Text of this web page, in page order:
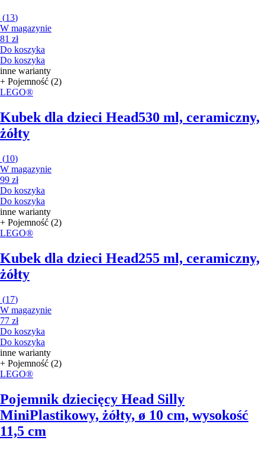
(13)
W magazynie
81 zł
Do koszyka
Do koszyka
inne warianty
+ Pojemność (2)
LEGO®
Kubek dla dzieci Head530 ml, ceramiczny,
żółty
(10)
W magazynie
99 zł
Do koszyka
Do koszyka
inne warianty
+ Pojemność (2)
LEGO®
Kubek dla dzieci Head255 ml, ceramiczny,
żółty
(17)
W magazynie
77 zł
Do koszyka
Do koszyka
inne warianty
+ Pojemność (2)
LEGO®
Pojemnik dziecięcy Head Silly
MiniPlastikowy, żółty, ø 10 cm, wysokość
11,5 cm